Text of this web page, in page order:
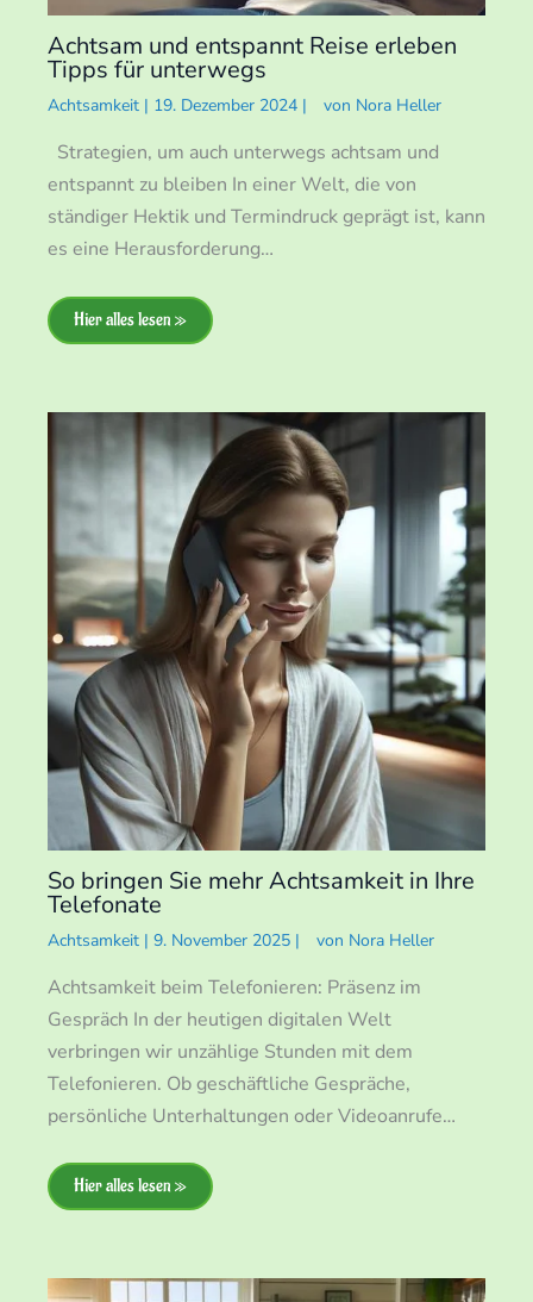
Achtsam und entspannt Reise erleben
Tipps für unterwegs
Achtsamkeit | 19. Dezember 2024 | von Nora Heller
Strategien, um auch unterwegs achtsam und
entspannt zu bleiben In einer Welt, die von
ständiger Hektik und Termindruck geprägt ist, kann
es eine Herausforderung…
Hier alles lesen »
So bringen Sie mehr Achtsamkeit in Ihre
Telefonate
Achtsamkeit | 9. November 2025 | von Nora Heller
Achtsamkeit beim Telefonieren: Präsenz im
Gespräch In der heutigen digitalen Welt
verbringen wir unzählige Stunden mit dem
Telefonieren. Ob geschäftliche Gespräche,
persönliche Unterhaltungen oder Videoanrufe…
Hier alles lesen »